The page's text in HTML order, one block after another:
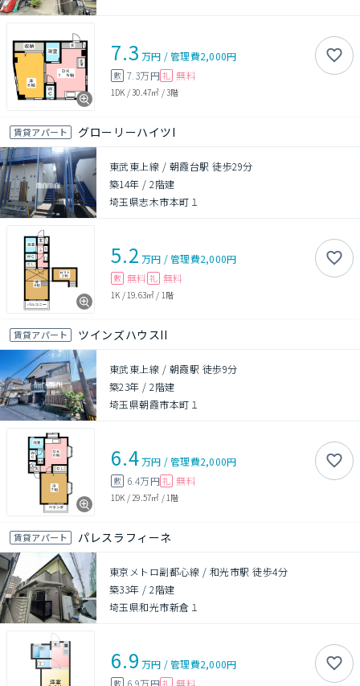
7.3 万円 /管理費2,000円
敷 7.3万円 礼 無料
1DK /30.47㎡ /3階
賃貸アパート グローリーハイツI
東武東上線 / 朝霞台駅 徒歩29分
築14年 /2階建
埼玉県志木市本町１
5.2 万円 /管理費2,000円
敷 無料 礼 無料
1K / 19.63㎡ / 1階
賃貸アパート ツインズハウスII
東武東上線 / 朝霞駅 徒歩9分
築23年 /2階建
埼玉県朝霞市本町１
6.4万円 /管理費2,000円
敷 6.4万円 礼 無料
1DK / 29.57㎡ / 1階
賃貸アパート パレスラフィーネ
東京メトロ副都心線 / 和光市駅 徒歩4分
築33年 /2階建
埼玉県和光市新倉１
6.9 万円 /管理費2,000円
敷 6.9万円 礼 無料